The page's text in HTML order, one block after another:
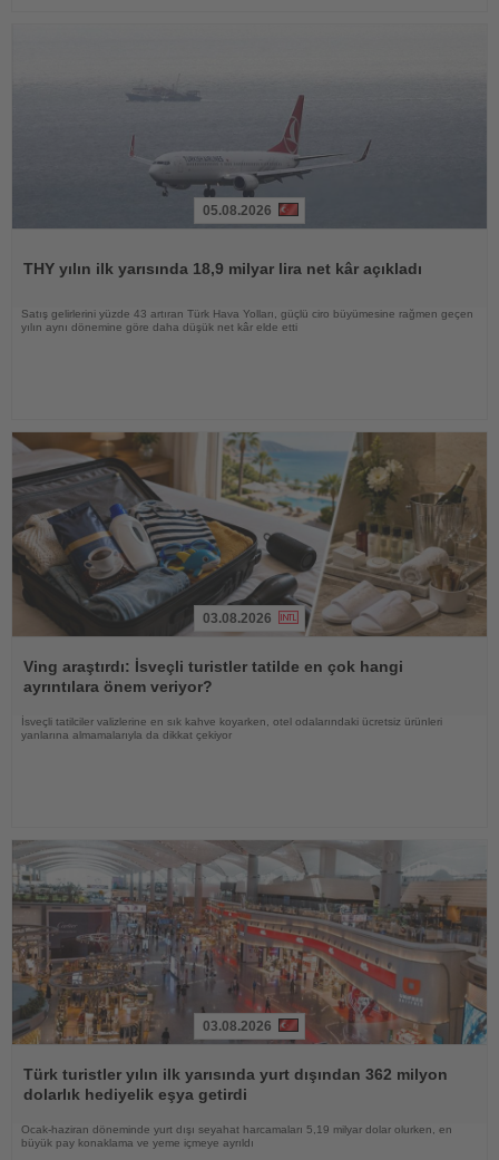
05.08.2026
THY yılın ilk yarısında 18,9 milyar lira net kâr açıkladı
Satış gelirlerini yüzde 43 artıran Türk Hava Yolları, güçlü ciro büyümesine rağmen geçen
yılın aynı dönemine göre daha düşük net kâr elde etti
Oku
03.08.2026
Ving araştırdı: İsveçli turistler tatilde en çok hangi
ayrıntılara önem veriyor?
İsveçli tatilciler valizlerine en sık kahve koyarken, otel odalarındaki ücretsiz ürünleri
yanlarına almamalarıyla da dikkat çekiyor
Oku
03.08.2026
Türk turistler yılın ilk yarısında yurt dışından 362 milyon
dolarlık hediyelik eşya getirdi
Ocak-haziran döneminde yurt dışı seyahat harcamaları 5,19 milyar dolar olurken, en
büyük pay konaklama ve yeme içmeye ayrıldı